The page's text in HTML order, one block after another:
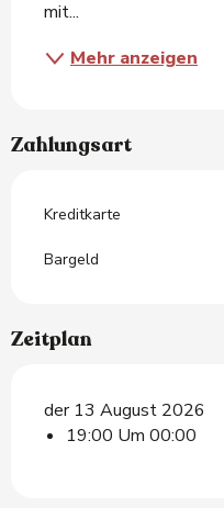
mit...
Mehr anzeigen
Zahlungsart
Kreditkarte
Bargeld
Zeitplan
der 13 August 2026
19:00 Um 00:00